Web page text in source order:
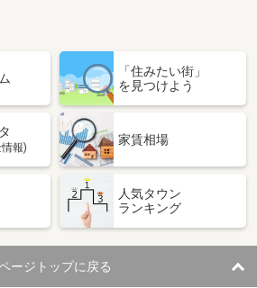
「住みたい街」
を見つけよう
報)
家賃相場
人気タウン
ランキング
ージトップに戻る